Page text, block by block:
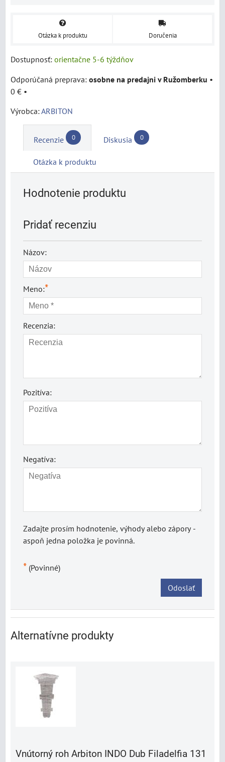
Otázka k produktu Doručenia
Dostupnosť: orientačne 5-6 týždňov
osobne na predajni v Ružomberku •
0 € •
Výrobca:ARBITON
Recenzie 0 Diskusia 0
Otázka k produktu
Hodnotenie produktu
Pridať recenziu
Názov:
Meno:*
Recenzia:
Pozitíva:
Negatíva:
Zadajte prosím hodnotenie, výhody alebo zápory -
aspoň jedna položka je povinná.
* (Povinné)
Odoslať
Alternatívne produkty
Vnútorný roh Arbiton INDO Dub Filadelfia 131